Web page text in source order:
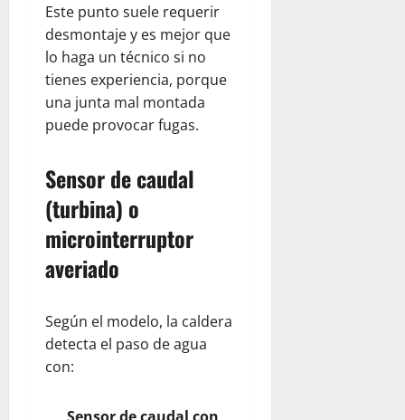
Este punto suele requerir
desmontaje y es mejor que
lo haga un técnico si no
tienes experiencia, porque
una junta mal montada
puede provocar fugas.
Sensor de caudal
(turbina) o
microinterruptor
averiado
Según el modelo, la caldera
detecta el paso de agua
con: